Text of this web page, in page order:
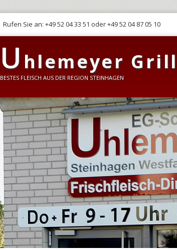
Rufen Sie an: +49 52 04 33 51 oder +49 52 04 87 05 10
U hlemeyer
BESTES FLEISCH AUS DER REGION STEINHAGEN
Grillfleisch